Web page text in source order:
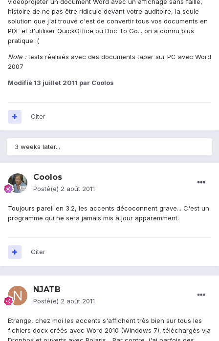
vidéoprojeter un document Word avec un affichage sans faille,
histoire de ne pas être ridicule devant votre auditoire, la seule
solution que j'ai trouvé c'est de convertir tous vos documents en
PDF et d'utiliser QuickOffice ou Doc To Go... on a connu plus
pratique :(
Note :tests réalisés avec des documents taper sur PC avec Word
2007
Modifié 13 juillet 2011 par Coolos
Citer
3 weeks later...
Coolos
Posté(e) 2 août 2011
Toujours pareil en 3.2, les accents décoconnent grave... C'est un
programme qui ne sera jamais mis à jour apparemment.
Citer
NJATB
Posté(e) 2 août 2011
Etrange, chez moi les accents s'affichent très bien sur tous les
fichiers docx créés avec Word 2010 (Windows 7), téléchargés via